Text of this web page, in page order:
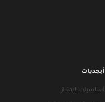
أبجديات
أساسيات الامتياز